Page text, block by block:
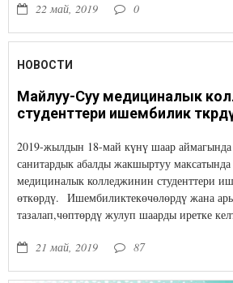
22 май, 2019 0
НОВОСТИ
Майлуу-Суу медициналык
студенттери ишембилик
2019-жылдын 18-май күнү шаар
санитардык абалды жакшыртуу
медициналык колледжинин студенттери
өткөрдү. Ишембиликтекөчөлөрдү жана
тазалап,чөптөрдү жулуп шаарды иретке
21 май, 2019 87